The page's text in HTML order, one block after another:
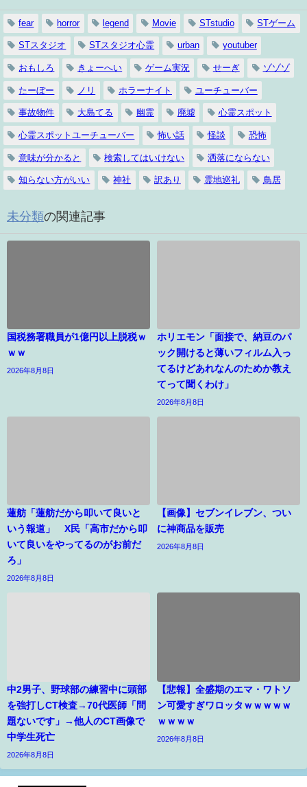
fear horror legend Movie STstudio STゲーム
STスタジオ STスタジオ心霊 urban youtuber
おもしろ きょーへい ゲーム実況 せーぎ ゾゾゾ
たーぼー ノリ ホラーナイト ユーチューバー
事故物件 大島てる 幽霊 廃墟 心霊スポット
心霊スポットユーチューバー 怖い話 怪談 恐怖
意味が分かると 検索してはいけない 洒落にならない
知らない方がいい 神社 訳あり 霊地巡礼 鳥居
未分類の関連記事
国税務署職員が1億円以上脱税ｗ
ｗｗ
2026年8月8日
ホリエモン「面接で、納豆のパ
ック開けると薄いフィルム入っ
てるけどあれなんのためか教え
てって聞くわけ」
2026年8月8日
蓮舫「蓮舫だから叩いて良いと
いう報道」 X民「高市だから叩
いて良いをやってるのがお前だ
ろ」
2026年8月8日
【画像】セブンイレブン、つい
に神商品を販売
2026年8月8日
中2男子、野球部の練習中に頭部
を強打しCT検査→70代医師「問
題ないです」→他人のCT画像で
中学生死亡
2026年8月8日
【悲報】全盛期のエマ・ワトソ
ン可愛すぎワロッタｗｗｗｗｗ
ｗｗｗｗ
2026年8月8日